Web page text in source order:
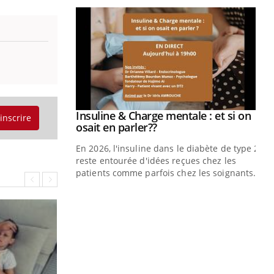
ce qui la rend
Youtube
Insuline & Charge mentale : et si on
osait en parler??Youtube
En 2026, l'insuline dans le diabète de type 2
reste entourée d'idées reçues chez les
patients comme parfois chez les soignants.